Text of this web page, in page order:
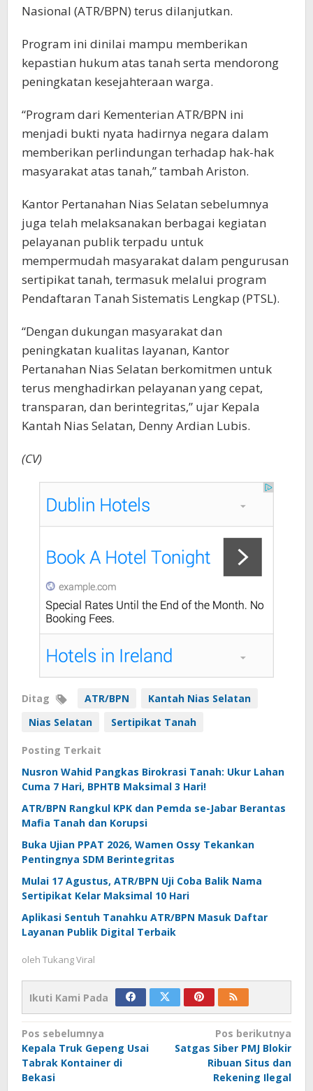
Nasional (ATR/BPN) terus dilanjutkan.
Program ini dinilai mampu memberikan
kepastian hukum atas tanah serta mendorong
peningkatan kesejahteraan warga.
“Program dari Kementerian ATR/BPN ini
menjadi bukti nyata hadirnya negara dalam
memberikan perlindungan terhadap hak-hak
masyarakat atas tanah,” tambah Ariston.
Kantor Pertanahan Nias Selatan sebelumnya
juga telah melaksanakan berbagai kegiatan
pelayanan publik terpadu untuk
mempermudah masyarakat dalam pengurusan
sertipikat tanah, termasuk melalui program
Pendaftaran Tanah Sistematis Lengkap (PTSL).
“Dengan dukungan masyarakat dan
peningkatan kualitas layanan, Kantor
Pertanahan Nias Selatan berkomitmen untuk
terus menghadirkan pelayanan yang cepat,
transparan, dan berintegritas,” ujar Kepala
Kantah Nias Selatan, Denny Ardian Lubis.
(CV)
Ditag ATR/BPN
Kantah Nias Selatan
Nias Selatan
Sertipikat Tanah
Posting Terkait
Nusron Wahid Pangkas Birokrasi Tanah: Ukur Lahan
Cuma 7 Hari, BPHTB Maksimal 3 Hari!
ATR/BPN Rangkul KPK dan Pemda se-Jabar Berantas
Mafia Tanah dan Korupsi
Buka Ujian PPAT 2026, Wamen Ossy Tekankan
Pentingnya SDM Berintegritas
Mulai 17 Agustus, ATR/BPN Uji Coba Balik Nama
Sertipikat Kelar Maksimal 10 Hari
Aplikasi Sentuh Tanahku ATR/BPN Masuk Daftar
Layanan Publik Digital Terbaik
oleh Tukang Viral
Ikuti Kami Pada
Navigasi
pos
Pos sebelumnya
Kepala Truk Gepeng Usai
Tabrak Kontainer di
Bekasi
Pos berikutnya
Satgas Siber PMJ Blokir
Ribuan Situs dan
Rekening Ilegal